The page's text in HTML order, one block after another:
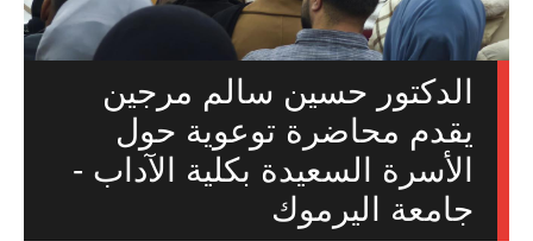
الدكتور حسين سالم مرجين
يقدم محاضرة توعوية حول
الأسرة السعيدة بكلية الآداب -
جامعة اليرموك